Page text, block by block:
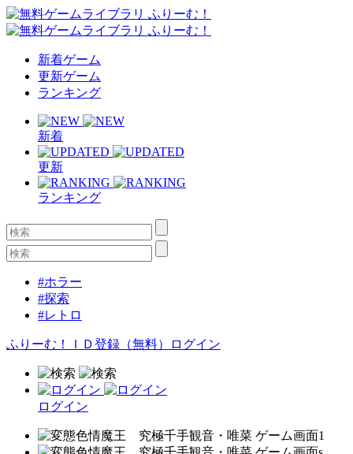
新着ゲーム
更新ゲーム
ランキング
新着
更新
ランキング
#ホラー
#探索
#レトロ
ふりーむ！ＩＤ登録（無料） ログイン
ログイン